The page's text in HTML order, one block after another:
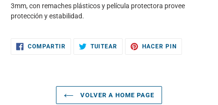
3mm, con remaches plásticos y película protectora provee
protección y estabilidad.
COMPARTIR COMPARTIRTUITEAR TUITEARHACER PINPINEAR
VOLVER A HOME PAGE